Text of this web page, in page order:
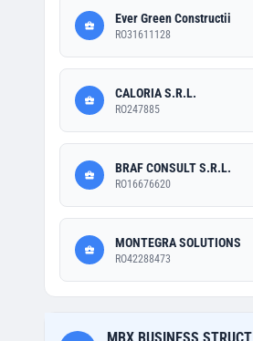
Ever Green Constructii
RO31611128
CALORIA S.R.L.
RO247885
BRAF CONSULT S.R.L.
RO16676620
MONTEGRA SOLUTIONS
RO42288473